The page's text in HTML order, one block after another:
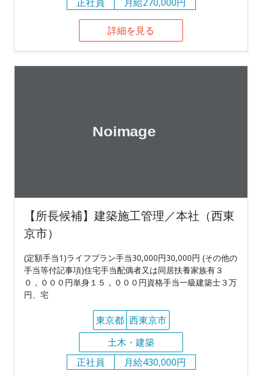
詳細を見る
【所長候補】建築施工管理／本社（西東
京市）
(定額手当1)ライフプラン手当30,000円30,000円 (その他の
手当等付記事項)住宅手当配偶者又は同居扶養家族有３
０，０００円単身１５，０００円資格手当一級建築士３万
円、宅
東京都 西東京市
土木・建築
正社員
月給430,000円